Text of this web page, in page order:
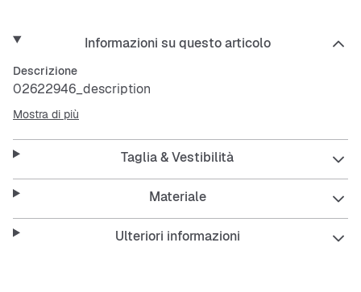
Informazioni su questo articolo
Descrizione
02622946_description
Mostra di più
Taglia & Vestibilità
Materiale
Ulteriori informazioni